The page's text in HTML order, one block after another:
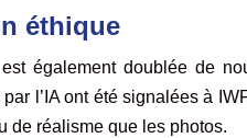
éthique
également doublée de
l’IA ont été signalées à
de réalisme que les photos.